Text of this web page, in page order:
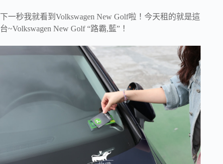
下一秒我就看到Volkswagen New Golf啦！今天租的就是這
台~Volkswagen New Golf “路霸,藍”！